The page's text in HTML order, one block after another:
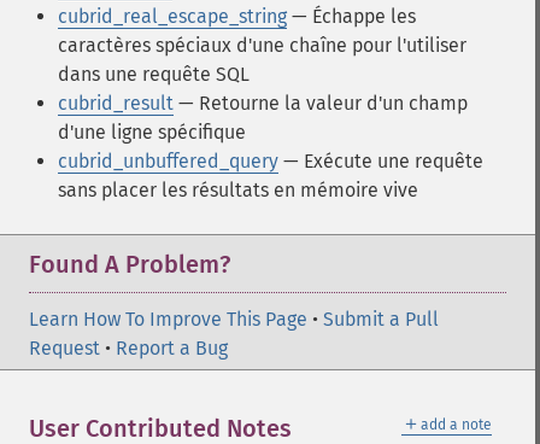
cubrid_real_escape_string — Échappe les
caractères spéciaux d'une chaîne pour l'utiliser
dans une requête SQL
cubrid_result — Retourne la valeur d'un champ
d'une ligne spécifique
cubrid_unbuffered_query — Exécute une requête
sans placer les résultats en mémoire vive
Found A Problem?
Learn How To Improve This Page • Submit a Pull
Request • Report a Bug
＋ add a note
User Contributed Notes